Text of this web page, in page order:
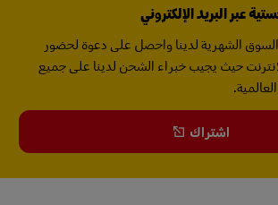
عبر البريد الإلكتروني
الشهرية لدينا واحصل على دعوة لحضور
حيث يجيب خبراء الشحن لدينا على جميع
اشتراك